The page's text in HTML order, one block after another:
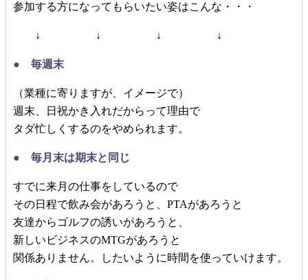
参加する方になってもらいたい姿はこんな・・・
↓ ↓ ↓ ↓
● 毎週末
（業種に寄りますが、イメージで）
週末、日祝かき入れだからって理由で
タダ忙しくするのをやめられます。
● 毎月末は期末と同じ
すでに来月の仕事をしているので
その日程で飲み会があろうと、PTAがあろうと
友達からゴルフの誘いがあろうと、
新しいビジネスのMTGがあろうと
関係ありません。したいように時間を使っていけます。